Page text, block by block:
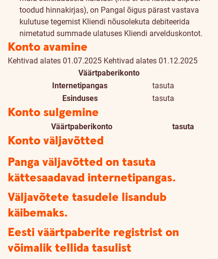
toodud hinnakirjas), on Pangal õigus pärast vastava
kulutuse tegemist Kliendi nõusolekuta debiteerida
nimetatud summade ulatuses Kliendi arvelduskontot.
Konto avamine
Kehtivad alates 01.07.2025 Kehtivad alates 01.12.2025
Väärtpaberikonto
Internetipangas
tasuta
Esinduses
tasuta
Konto sulgemine
Väärtpaberikonto tasuta
Konto väljavõtted
Panga väljavõtted on tasuta
kättesaadavad internetipangas.
Väljavõtete tasudele lisandub
käibemaks.
Eesti väärtpaberite registrist on
võimalik tellida tasulist